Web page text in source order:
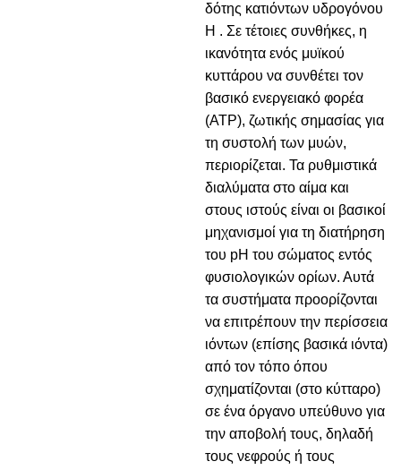
δότης κατιόντων υδρογόνου
Η . Σε τέτοιες συνθήκες, η
ικανότητα ενός μυϊκού
κυττάρου να συνθέτει τον
βασικό ενεργειακό φορέα
(ΑΤΡ), ζωτικής σημασίας για
τη συστολή των μυών,
περιορίζεται. Τα ρυθμιστικά
διαλύματα στο αίμα και
στους ιστούς είναι οι βασικοί
μηχανισμοί για τη διατήρηση
του pH του σώματος εντός
φυσιολογικών ορίων. Αυτά
τα συστήματα προορίζονται
να επιτρέπουν την περίσσεια
ιόντων (επίσης βασικά ιόντα)
από τον τόπο όπου
σχηματίζονται (στο κύτταρο)
σε ένα όργανο υπεύθυνο για
την αποβολή τους, δηλαδή
τους νεφρούς ή τους